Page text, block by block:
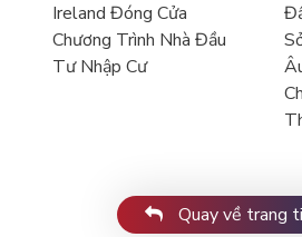
Ireland Đóng Cửa
Chương Trình Nhà Đầu
Tư Nhập Cư
Quay về trang